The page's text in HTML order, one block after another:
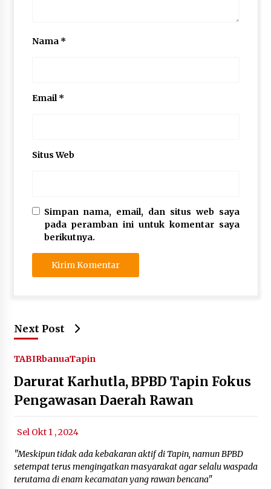
Nama *
Email *
Situs Web
Simpan nama, email, dan situs web saya
pada peramban ini untuk komentar saya
berikutnya.
Next Post
TABIRbanuaTapin
Darurat Karhutla, BPBD Tapin Fokus
Pengawasan Daerah Rawan
Sel Okt 1 , 2024
"Meskipun tidak ada kebakaran aktif di Tapin, namun BPBD
setempat terus mengingatkan masyarakat agar selalu waspada
terutama di enam kecamatan yang rawan bencana"